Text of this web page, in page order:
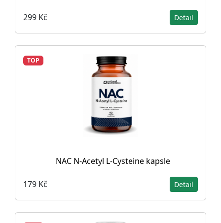
299 Kč Detail
TOP
NAC N-Acetyl L-Cysteine ​​kapsle
179 Kč Detail